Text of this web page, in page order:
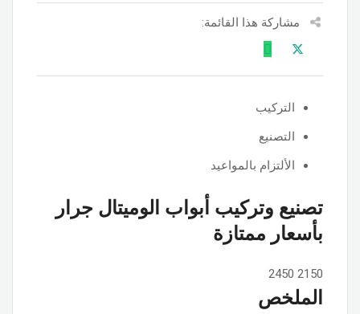
مشاركة هذا القائمة:
التركيب
التصنيع
الألتزام بالمواعيد
تصنيع وتركيب أبواب الوميتال جرار
بأسعار ممتازة
2150
2450
الملخص